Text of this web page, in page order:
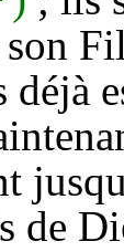
son
déjà
de